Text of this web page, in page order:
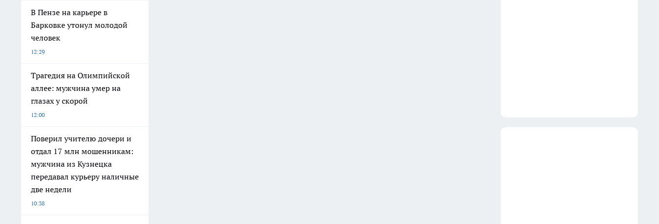
В Пензе на карьере в
Барковке утонул молодой
человек
12:29
Трагедия на Олимпийской
аллее: мужчина умер на
глазах у скорой
12:00
Поверил учителю дочери и
отдал 17 млн мошенникам:
мужчина из Кузнецка
передавал курьеру наличные
две недели
10:38